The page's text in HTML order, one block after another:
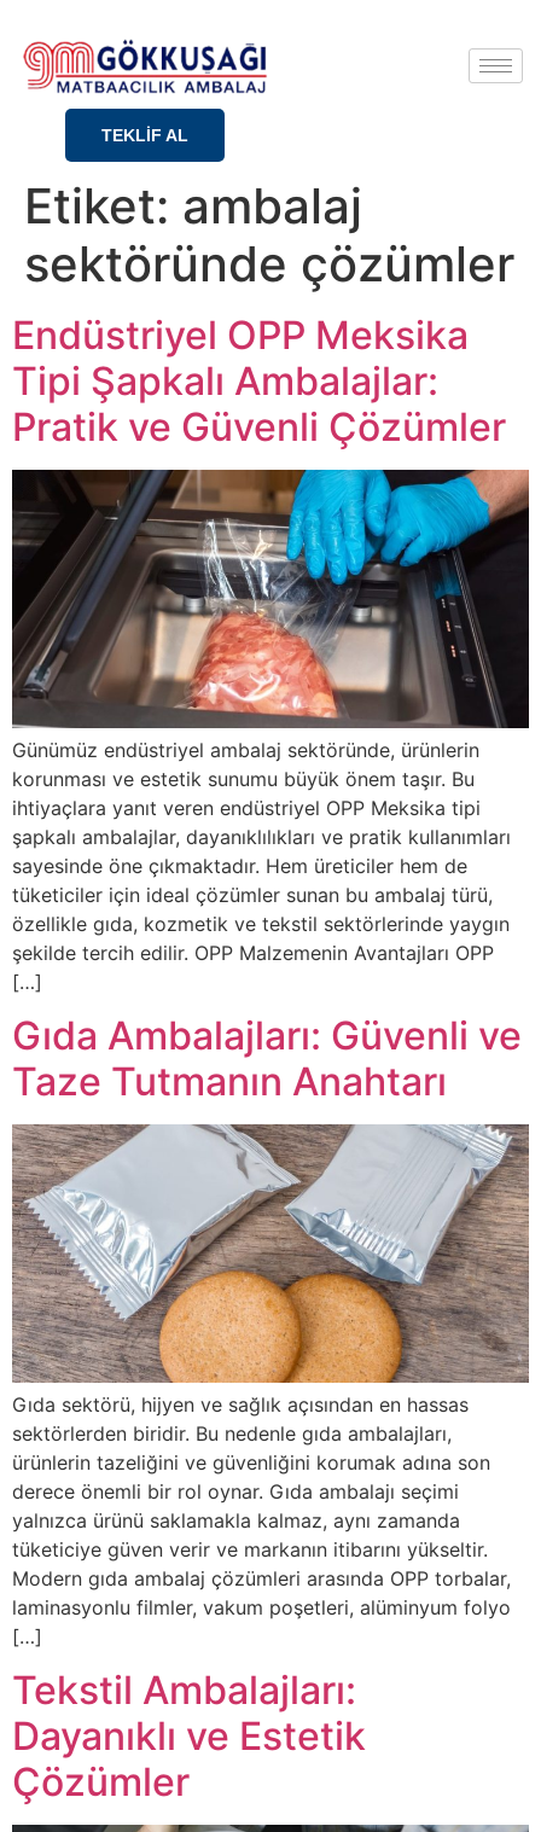
TEKLİF AL
Etiket: ambalaj
sektöründe çözümler
Endüstriyel OPP Meksika
Tipi Şapkalı Ambalajlar:
Pratik ve Güvenli Çözümler
Günümüz endüstriyel ambalaj sektöründe, ürünlerin
korunması ve estetik sunumu büyük önem taşır. Bu
ihtiyaçlara yanıt veren endüstriyel OPP Meksika tipi
şapkalı ambalajlar, dayanıklılıkları ve pratik kullanımları
sayesinde öne çıkmaktadır. Hem üreticiler hem de
tüketiciler için ideal çözümler sunan bu ambalaj türü,
özellikle gıda, kozmetik ve tekstil sektörlerinde yaygın
şekilde tercih edilir. OPP Malzemenin Avantajları OPP
[…]
Gıda Ambalajları: Güvenli ve
Taze Tutmanın Anahtarı
Gıda sektörü, hijyen ve sağlık açısından en hassas
sektörlerden biridir. Bu nedenle gıda ambalajları,
ürünlerin tazeliğini ve güvenliğini korumak adına son
derece önemli bir rol oynar. Gıda ambalajı seçimi
yalnızca ürünü saklamakla kalmaz, aynı zamanda
tüketiciye güven verir ve markanın itibarını yükseltir.
Modern gıda ambalaj çözümleri arasında OPP torbalar,
laminasyonlu filmler, vakum poşetleri, alüminyum folyo
[…]
Tekstil Ambalajları:
Dayanıklı ve Estetik
Çözümler